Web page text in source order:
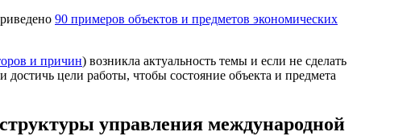
90 примеров объектов и предметов экономических
и причин) возникла актуальность темы и если не сделать
цели работы, чтобы состояние объекта и предмета
управления международной